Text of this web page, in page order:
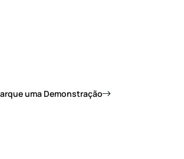
uma Demonstração